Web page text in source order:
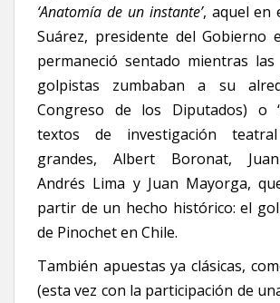
‘Anatomía de un instante’, aquel en
Suárez, presidente del Gobierno
permaneció sentado mientras
golpistas zumbaban a su
Congreso de los Diputados) o
textos de investigación
grandes, Albert Boronat, Juan
Andrés Lima y Juan Mayorga,
partir de un hecho histórico: el
de Pinochet en Chile.
También apuestas ya clásicas,
(esta vez con la participación de